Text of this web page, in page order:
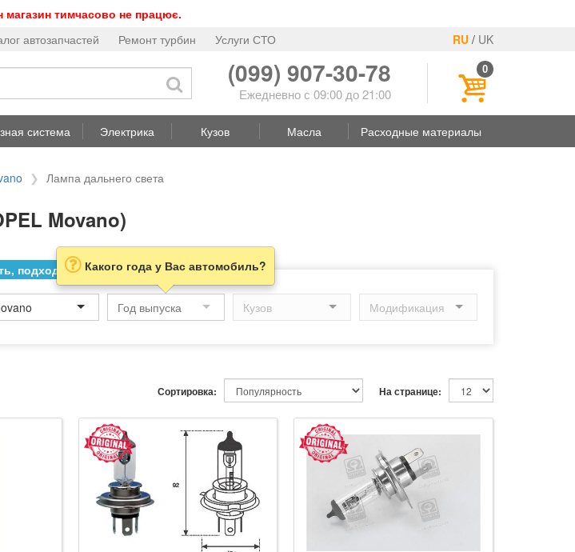
магазин тимчасово не працює.
RU / UK
автозапчастей Ремонт турбин Услуги СТО
(099) 907-30-78
Ежедневно с 09:00 до 21:00
0
система Электрика Кузов Масла Расходные материалы
Лампа дальнего света
Movano)
подходит ли товар к немуКакого года у Вас автомобиль?
На странице:
Сортировка: